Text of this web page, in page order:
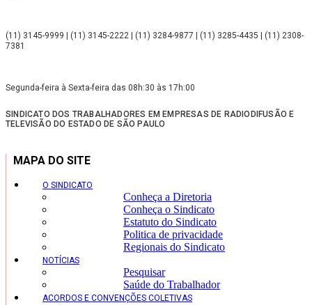
(11) 3145-9999 | (11) 3145-2222 | (11) 3284-9877 | (11) 3285-4435 | (11) 2308-
7381
Segunda-feira à Sexta-feira das 08h:30 às 17h:00
SINDICATO DOS TRABALHADORES EM EMPRESAS DE RADIODIFUSÃO E
TELEVISÃO DO ESTADO DE SÃO PAULO
MAPA DO SITE
O SINDICATO
Conheça a Diretoria
Conheça o Sindicato
Estatuto do Sindicato
Politica de privacidade
Regionais do Sindicato
NOTÍCIAS
Pesquisar
Saúde do Trabalhador
ACORDOS E CONVENÇÕES COLETIVAS